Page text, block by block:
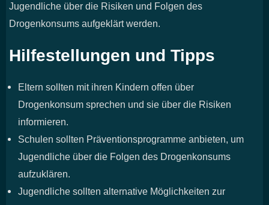
Jugendliche über die Risiken und Folgen des
Drogenkonsums aufgeklärt werden.
Hilfestellungen und Tipps
Eltern sollten mit ihren Kindern offen über
Drogenkonsum sprechen und sie über die Risiken
informieren.
Schulen sollten Präventionsprogramme anbieten, um
Jugendliche über die Folgen des Drogenkonsums
aufzuklären.
Jugendliche sollten alternative Möglichkeiten zur